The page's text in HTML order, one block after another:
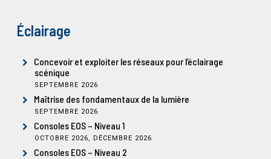
Éclairage
Concevoir et exploiter les réseaux pour l’éclairage
scénique
SEPTEMBRE 2026
Maîtrise des fondamentaux de la lumière
SEPTEMBRE 2026
Consoles EOS – Niveau 1
OCTOBRE 2026, DÉCEMBRE 2026
Consoles EOS – Niveau 2